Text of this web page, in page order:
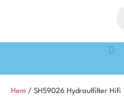
Hem / SH59026 Hydraulfilter Hifi